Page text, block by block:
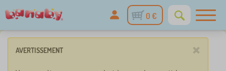
0 €
×
AVERTISSEMENT